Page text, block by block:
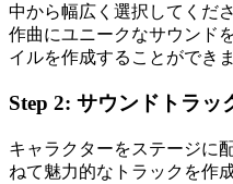
中から幅広く選択してくだ
作曲にユニークなサウンド
イルを作成することができま
Step 2: サウンドトラッ
キャラクターをステージに
ねて魅力的なトラックを作